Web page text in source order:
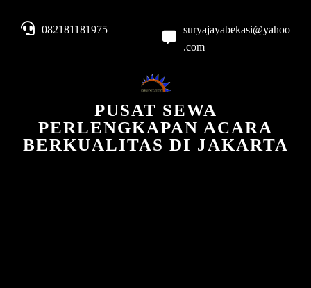
082181181975
suryajayabekasi@yahoo
.com
PUSAT SEWA
PERLENGKAPAN ACARA
BERKUALITAS DI JAKARTA